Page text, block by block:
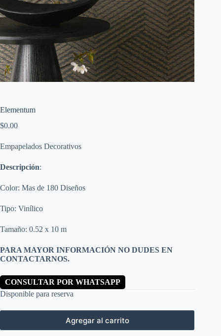
Elementum
$0.00
Empapelados Decorativos
Descripción:
Color: Mas de 180 Diseños
Tipo: Vinílico
Tamaño: 0.52 x 10 m
PARA MAYOR INFORMACIÓN NO DUDES EN
CONTACTARNOS.
CONSULTAR POR WHATSAPP
Disponible para reserva
Agregar al carrito